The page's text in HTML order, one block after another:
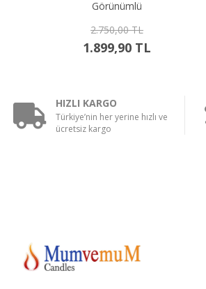
HIZLI KARGO
Türkiye’nin her yerine hızlı ve
ücretsiz kargo